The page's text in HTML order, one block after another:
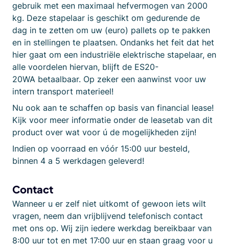
gebruik met een maximaal hefvermogen van 2000
kg. Deze stapelaar is geschikt om gedurende de
dag in te zetten om uw (euro) pallets op te pakken
en in stellingen te plaatsen. Ondanks het feit dat het
hier gaat om een industriële elektrische stapelaar, en
alle voordelen hiervan, blijft de ES20-
20WA betaalbaar. Op zeker een aanwinst voor uw
intern transport materieel!
Nu ook aan te schaffen op basis van financial lease!
Kijk voor meer informatie onder de leasetab van dit
product over wat voor ú de mogelijkheden zijn!
Indien op voorraad en vóór 15:00 uur besteld,
binnen 4 a 5 werkdagen geleverd!
Contact
Wanneer u er zelf niet uitkomt of gewoon iets wilt
vragen, neem dan vrijblijvend telefonisch contact
met ons op. Wij zijn iedere werkdag bereikbaar van
8:00 uur tot en met 17:00 uur en staan graag voor u